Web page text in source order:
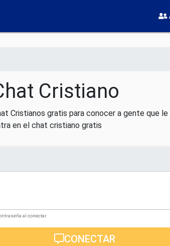
Cristiano
Cristianos gratis para conocer a gente que
en el chat cristiano gratis
al conectar.
CONECTAR